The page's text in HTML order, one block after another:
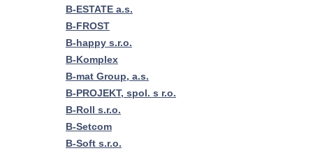
B-ESTATE a.s.
B-FROST
B-happy s.r.o.
B-Komplex
B-mat Group, a.s.
B-PROJEKT, spol. s r.o.
B-Roll s.r.o.
B-Setcom
B-Soft s.r.o.